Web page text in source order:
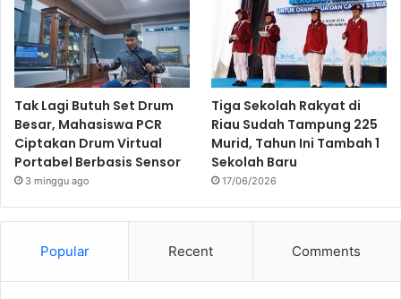
Tak Lagi Butuh Set Drum
Besar, Mahasiswa PCR
Ciptakan Drum Virtual
Portabel Berbasis Sensor
3 minggu ago
Tiga Sekolah Rakyat di
Riau Sudah Tampung 225
Murid, Tahun Ini Tambah 1
Sekolah Baru
17/06/2026
Popular Recent Comments